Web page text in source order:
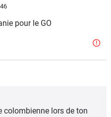
pour le GO
colombienne lors de ton